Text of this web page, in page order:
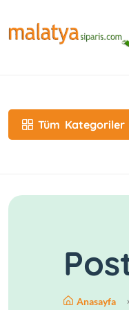
Tüm Kategoriler
Anasayfa